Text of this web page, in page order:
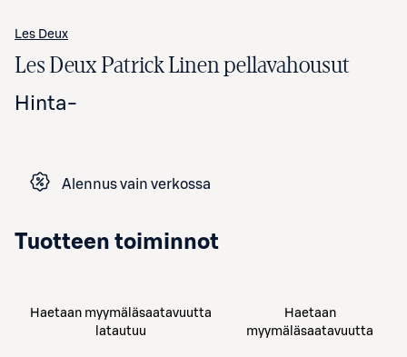
Les Deux
Les Deux Patrick Linen pellavahousut
Hinta-
Alennus vain verkossa
Tuotteen toiminnot
Haetaan myymäläsaatavuutta
latautuu
Haetaan
myymäläsaatavuutta